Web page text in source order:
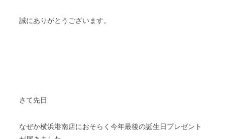
誠にありがとうございます。
さて先日
なぜか横浜港南店におそらく今年最後の誕生日プレゼント